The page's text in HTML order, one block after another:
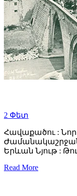
2 Փետ
Հավաքածու :
Ժամանակաշրջան
Երևան Նյութ :
Read More